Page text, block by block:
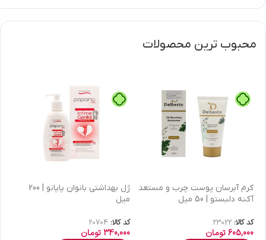
محبوب ترین محصولات
كرم آبرسان پوست چرب و مستعد
آکنه دلبستو | 50 میل
کد کالا: 23022
605,000تومان
ژل بهداشتی بانوان پاپانو | 200
میل
کد کالا: 20704
340,000تومان